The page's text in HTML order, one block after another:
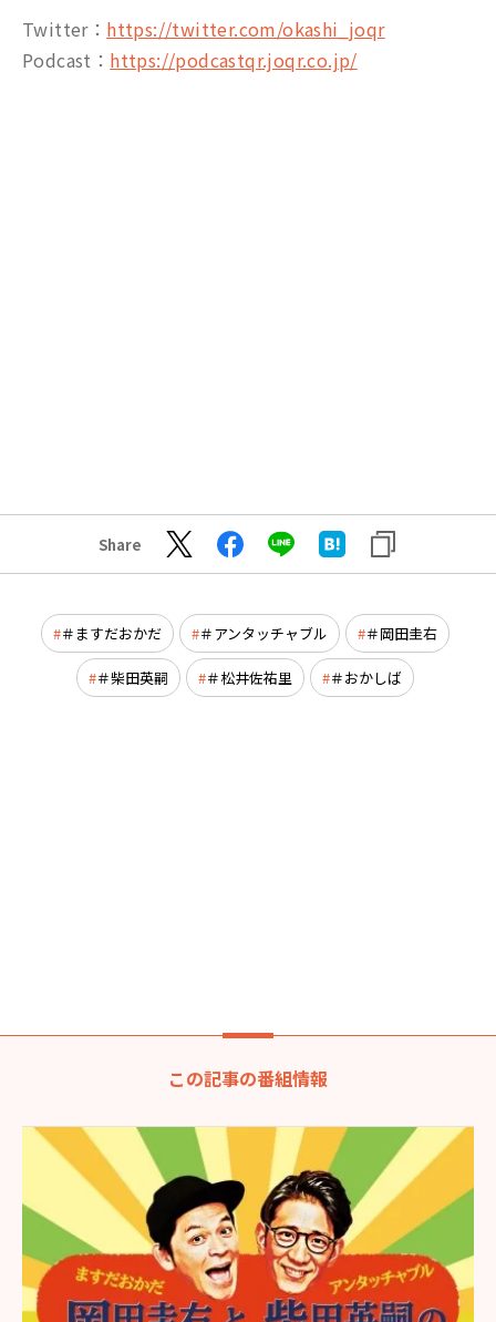
Twitter： https://twitter.com/okashi_joqr
Podcast： https://podcastqr.joqr.co.jp/
Share
＃ますだおかだ ＃アンタッチャブル ＃岡田圭右
＃柴田英嗣 ＃松井佐祐里 ＃おかしば
この記事の番組情報